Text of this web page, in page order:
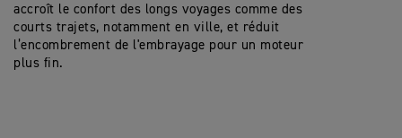
accroît le confort des longs voyages comme des
courts trajets, notamment en ville, et réduit
l’encombrement de l'embrayage pour un moteur
plus fin.